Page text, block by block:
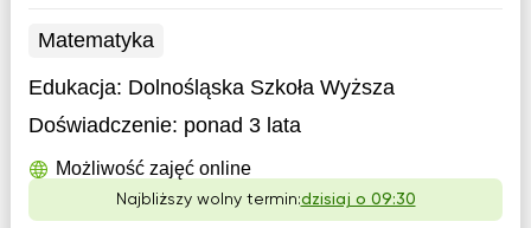
Matematyka
Edukacja: Dolnośląska Szkoła Wyższa
Doświadczenie: ponad 3 lata
Możliwość zajęć online
Najbliższy wolny termin:dzisiaj o 09:30